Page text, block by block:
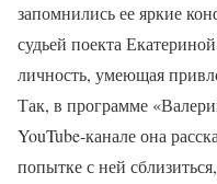
запомнились ее яркие
судьей поекта
личность, умеющая
Так, в программе
YouTube-канале она
попытке с ней